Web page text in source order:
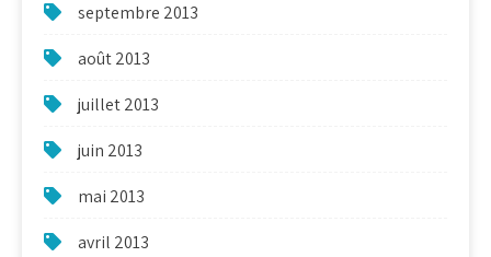
septembre 2013
août 2013
juillet 2013
juin 2013
mai 2013
avril 2013